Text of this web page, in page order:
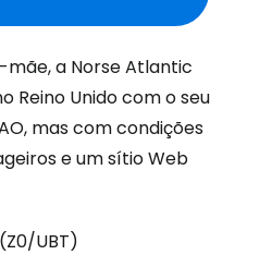
a Norse Atlantic
Reino Unido com o seu
mas com condições
e um sítio Web
UBT)